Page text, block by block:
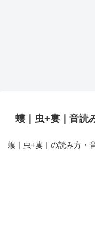
螻｜虫+婁｜音読
螻｜虫+婁｜の読み方・